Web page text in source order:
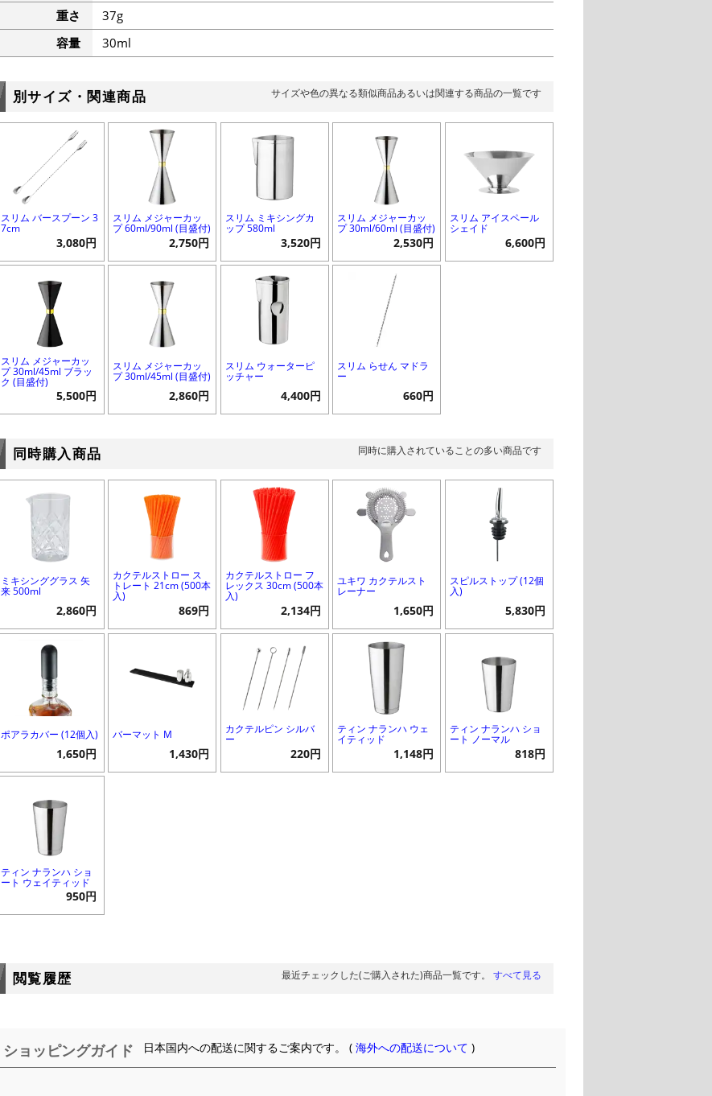
重さ
37g
容量
30ml
別サイズ・関連商品 サイズや色の異なる類似商品あるいは関連する商品の一覧です
スリム バースプーン 3
7cm
3,080円
スリム メジャーカッ
プ 60ml/90ml (目盛付)
2,750円
スリム ミキシングカ
ップ 580ml
3,520円
スリム メジャーカッ
プ 30ml/60ml (目盛付)
2,530円
スリム アイスペール
シェイド
6,600円
スリム メジャーカッ
プ 30ml/45ml ブラッ
ク (目盛付)
5,500円
スリム メジャーカッ
プ 30ml/45ml (目盛付)
2,860円
スリム ウォーターピ
ッチャー
4,400円
スリム らせん マドラ
ー
660円
同時購入商品 同時に購入されていることの多い商品です
ミキシンググラス 矢
来 500ml
2,860円
カクテルストロー ス
トレート 21cm (500本
入)
869円
カクテルストロー フ
レックス 30cm (500本
入)
2,134円
ユキワ カクテルスト
レーナー
1,650円
スピルストップ (12個
入)
5,830円
ポアラカバー (12個入)
1,650円
バーマット M
1,430円
カクテルピン シルバ
ー
220円
ティン ナランハ ウェ
イティッド
1,148円
ティン ナランハ ショ
ート ノーマル
818円
ティン ナランハ ショ
ート ウェイティッド
950円
閲覧履歴 最近チェックした(ご購入された)商品一覧です。 すべて見る
ショッピングガイド 日本国内への配送に関するご案内です。 (海外への配送について )